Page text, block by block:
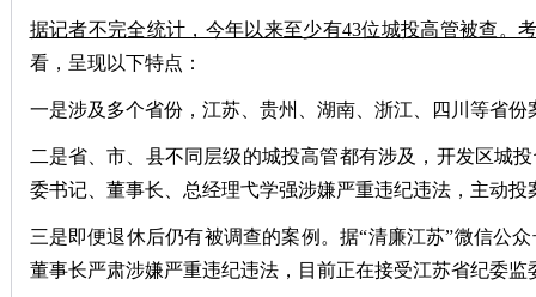
据记者不完全统计，今年以来至少有43位城投高管被查。
看，呈现以下特点：
一是涉及多个省份，江苏、贵州、湖南、浙江、四川等省份
二是省、市、县不同层级的城投高管都有涉及，开发区城
委书记、董事长、总经理弋学强涉嫌严重违纪违法，主动
三是即便退休后仍有被调查的案例。据“清廉江苏”微信公
董事长严肃涉嫌严重违纪违法，目前正在接受江苏省纪委